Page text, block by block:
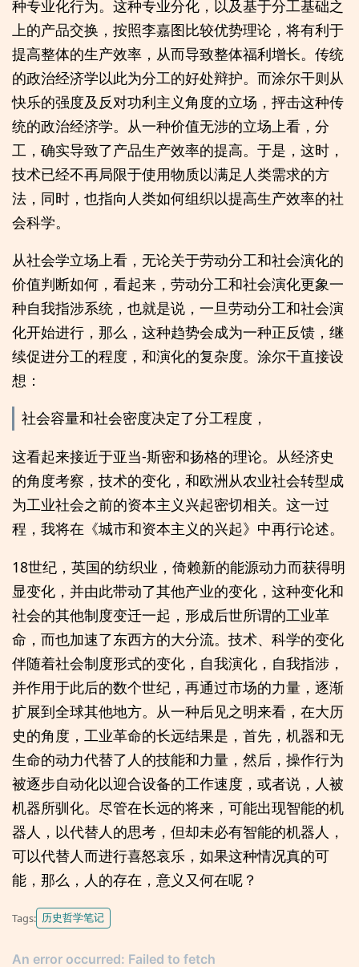
种专业化行为。这种专业分化，以及基于分工基础之
上的产品交换，按照李嘉图比较优势理论，将有利于
提高整体的生产效率，从而导致整体福利增长。传统
的政治经济学以此为分工的好处辩护。而涂尔干则从
快乐的强度及反对功利主义角度的立场，抨击这种传
统的政治经济学。从一种价值无涉的立场上看，分
工，确实导致了产品生产效率的提高。于是，这时，
技术已经不再局限于使用物质以满足人类需求的方
法，同时，也指向人类如何组织以提高生产效率的社
会科学。
从社会学立场上看，无论关于劳动分工和社会演化的
价值判断如何，看起来，劳动分工和社会演化更象一
种自我指涉系统，也就是说，一旦劳动分工和社会演
化开始进行，那么，这种趋势会成为一种正反馈，继
续促进分工的程度，和演化的复杂度。涂尔干直接设
想：
社会容量和社会密度决定了分工程度，
这看起来接近于亚当-斯密和扬格的理论。从经济史
的角度考察，技术的变化，和欧洲从农业社会转型成
为工业社会之前的资本主义兴起密切相关。这一过
程，我将在《城市和资本主义的兴起》中再行论述。
18世纪，英国的纺织业，倚赖新的能源动力而获得明
显变化，并由此带动了其他产业的变化，这种变化和
社会的其他制度变迁一起，形成后世所谓的工业革
命，而也加速了东西方的大分流。技术、科学的变化
伴随着社会制度形式的变化，自我演化，自我指涉，
并作用于此后的数个世纪，再通过市场的力量，逐渐
扩展到全球其他地方。从一种后见之明来看，在大历
史的角度，工业革命的长远结果是，首先，机器和无
生命的动力代替了人的技能和力量，然后，操作行为
被逐步自动化以迎合设备的工作速度，或者说，人被
机器所驯化。尽管在长远的将来，可能出现智能的机
器人，以代替人的思考，但却未必有智能的机器人，
可以代替人而进行喜怒哀乐，如果这种情况真的可
能，那么，人的存在，意义又何在呢？
Tags: 历史哲学笔记